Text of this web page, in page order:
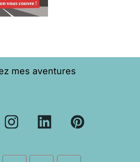
mes aventures